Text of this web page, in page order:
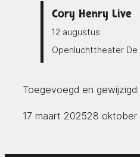
Cory Henry Live
12 augustus
Openluchttheater
Toegevoegd en gewijzigd:
17 maart 202528 oktober